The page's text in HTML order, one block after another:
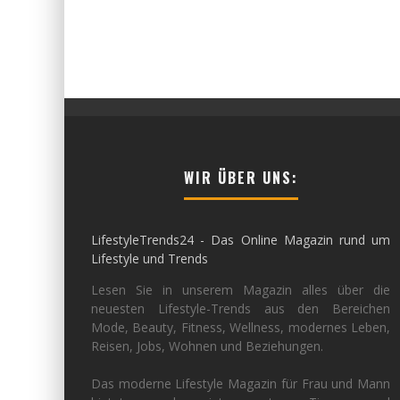
WIR ÜBER UNS:
LifestyleTrends24 - Das Online Magazin rund um
Lifestyle und Trends
Lesen Sie in unserem Magazin alles über die
neuesten Lifestyle-Trends aus den Bereichen
Mode, Beauty, Fitness, Wellness, modernes Leben,
Reisen, Jobs, Wohnen und Beziehungen.
Das moderne Lifestyle Magazin für Frau und Mann